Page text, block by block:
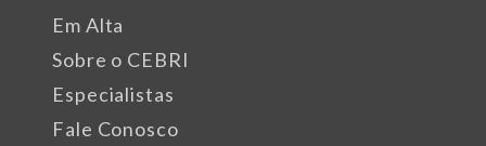
Em Alta
Sobre o CEBRI
Especialistas
Fale Conosco